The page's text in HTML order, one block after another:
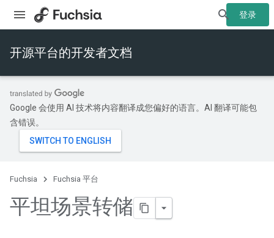
登录
开源平台的开发者文档
Google 会使用 AI 技术将内容翻译成您偏好的语言。AI 翻译可能包
含错误。
Fuchsia Fuchsia 平台
平坦场景转储